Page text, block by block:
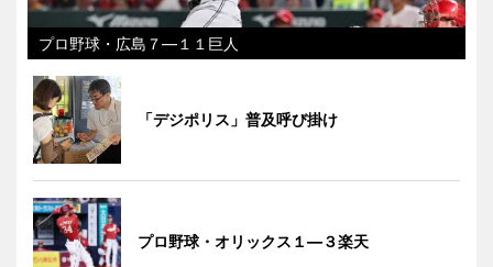
プロ野球・広島７―１１巨人
「デジポリス」普及呼び掛け
プロ野球・オリックス１―３楽天